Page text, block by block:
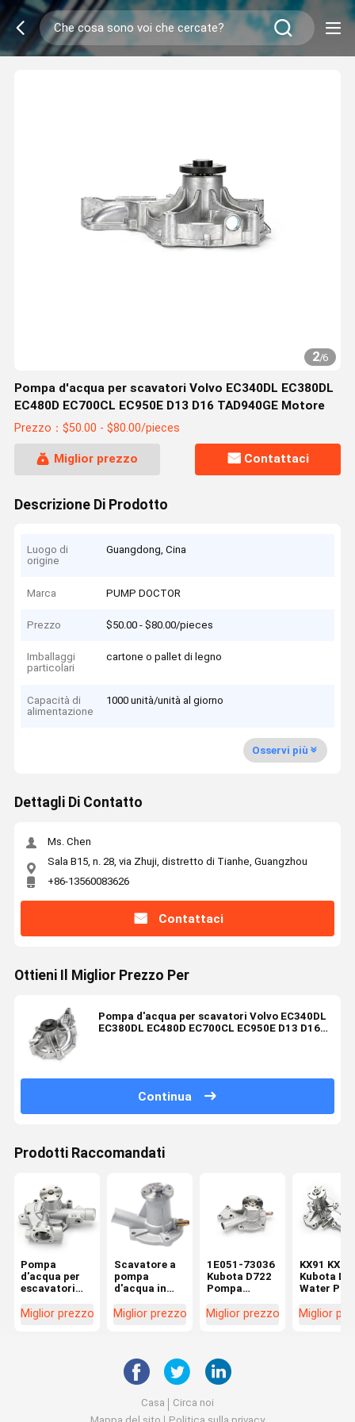
2/6
Pompa d'acqua per scavatori Volvo EC340DL EC380DL
EC480D EC700CL EC950E D13 D16 TAD940GE Motore
Prezzo：$50.00 - $80.00/pieces
Miglior prezzo Contattaci
Descrizione Di Prodotto
Luogo di
origine
Guangdong, Cina
Marca PUMP DOCTOR
Prezzo $50.00 - $80.00/pieces
Imballaggi
particolari
cartone o pallet di legno
Capacità di
alimentazione
1000 unità/unità al giorno
Osservi più
Dettagli Di Contatto
Ms. Chen
Sala B15, n. 28, via Zhuji, distretto di Tianhe, Guangzhou
+86-13560083626
Contattaci
Ottieni Il Miglior Prezzo Per
Pompa d'acqua per scavatori Volvo EC340DL
EC380DL EC480D EC700CL EC950E D13 D16
Continua
Prodotti Raccomandati
Pompa
d'acqua per
escavatori
Doosan DX55
Miglior prezzo
Scavatore a
pompa
d'acqua in
Kubota KX016
Miglior prezzo
1E051-73036
Kubota D722
Pompa
D662 D902
Miglior prezzo
KX91
Kubota
Water
1A051-
Miglior
Casa
Circa noi